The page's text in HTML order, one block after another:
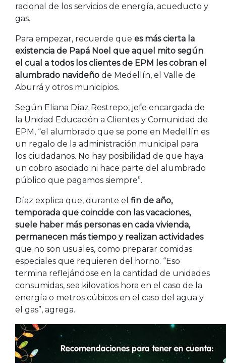
racional de los servicios de energía, acueducto y
gas.
Para empezar, recuerde que es más cierta la
existencia de Papá Noel que aquel mito según
el cual a todos los clientes de EPM les cobran el
alumbrado navideño de Medellín, el Valle de
Aburrá y otros municipios.
Según Eliana Díaz Restrepo, jefe encargada de
la Unidad Educación a Clientes y Comunidad de
EPM, “el alumbrado que se pone en Medellín es
un regalo de la administración municipal para
los ciudadanos. No hay posibilidad de que haya
un cobro asociado ni hace parte del alumbrado
público que pagamos siempre”.
Díaz explica que, durante el fin de año,
temporada que coincide con las vacaciones,
suele haber más personas en cada vivienda,
permanecen más tiempo y realizan actividades
que no son usuales, como preparar comidas
especiales que requieren del horno. “Eso
termina reflejándose en la cantidad de unidades
consumidas, sea kilovatios hora en el caso de la
energía o metros cúbicos en el caso del agua y
el gas”, agrega.